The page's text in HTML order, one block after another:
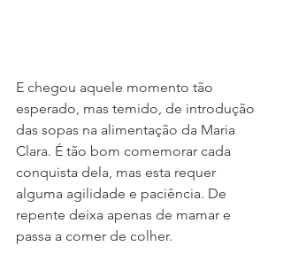
E chegou aquele momento tão
esperado, mas temido, de introdução
das sopas na alimentação da Maria
Clara. É tão bom comemorar cada
conquista dela, mas esta requer
alguma agilidade e paciência. De
repente deixa apenas de mamar e
passa a comer de colher.